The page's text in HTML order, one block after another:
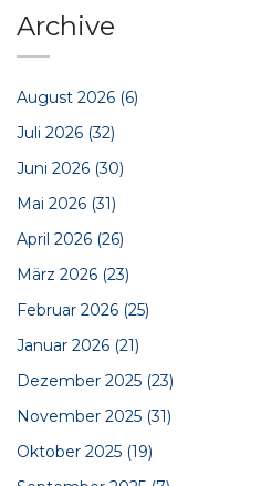
Archive
August 2026 (6)
Juli 2026 (32)
Juni 2026 (30)
Mai 2026 (31)
April 2026 (26)
März 2026 (23)
Februar 2026 (25)
Januar 2026 (21)
Dezember 2025 (23)
November 2025 (31)
Oktober 2025 (19)